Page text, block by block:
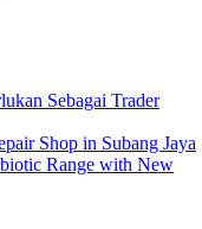
Sebagai Trader
Shop in Subang Jaya
Range with New